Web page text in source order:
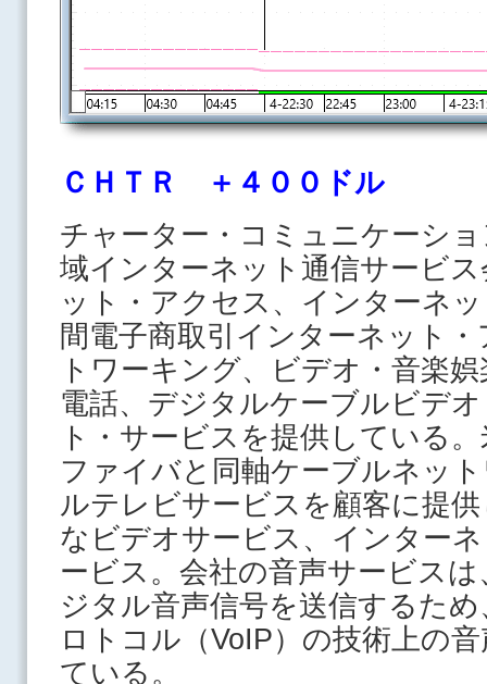
ＣＨＴＲ ＋４００ドル
チャーター・コミュニケーシ
域インターネット通信サービ
ット・アクセス、インターネ
間電子商取引インターネット
トワーキング、ビデオ・音楽
電話、デジタルケーブルビデ
ト・サービスを提供している
ファイバと同軸ケーブルネッ
ルテレビサービスを顧客に提
なビデオサービス、インター
ービス。会社の音声サービス
ジタル音声信号を送信するた
ロトコル（VoIP）の技術上の
ている。